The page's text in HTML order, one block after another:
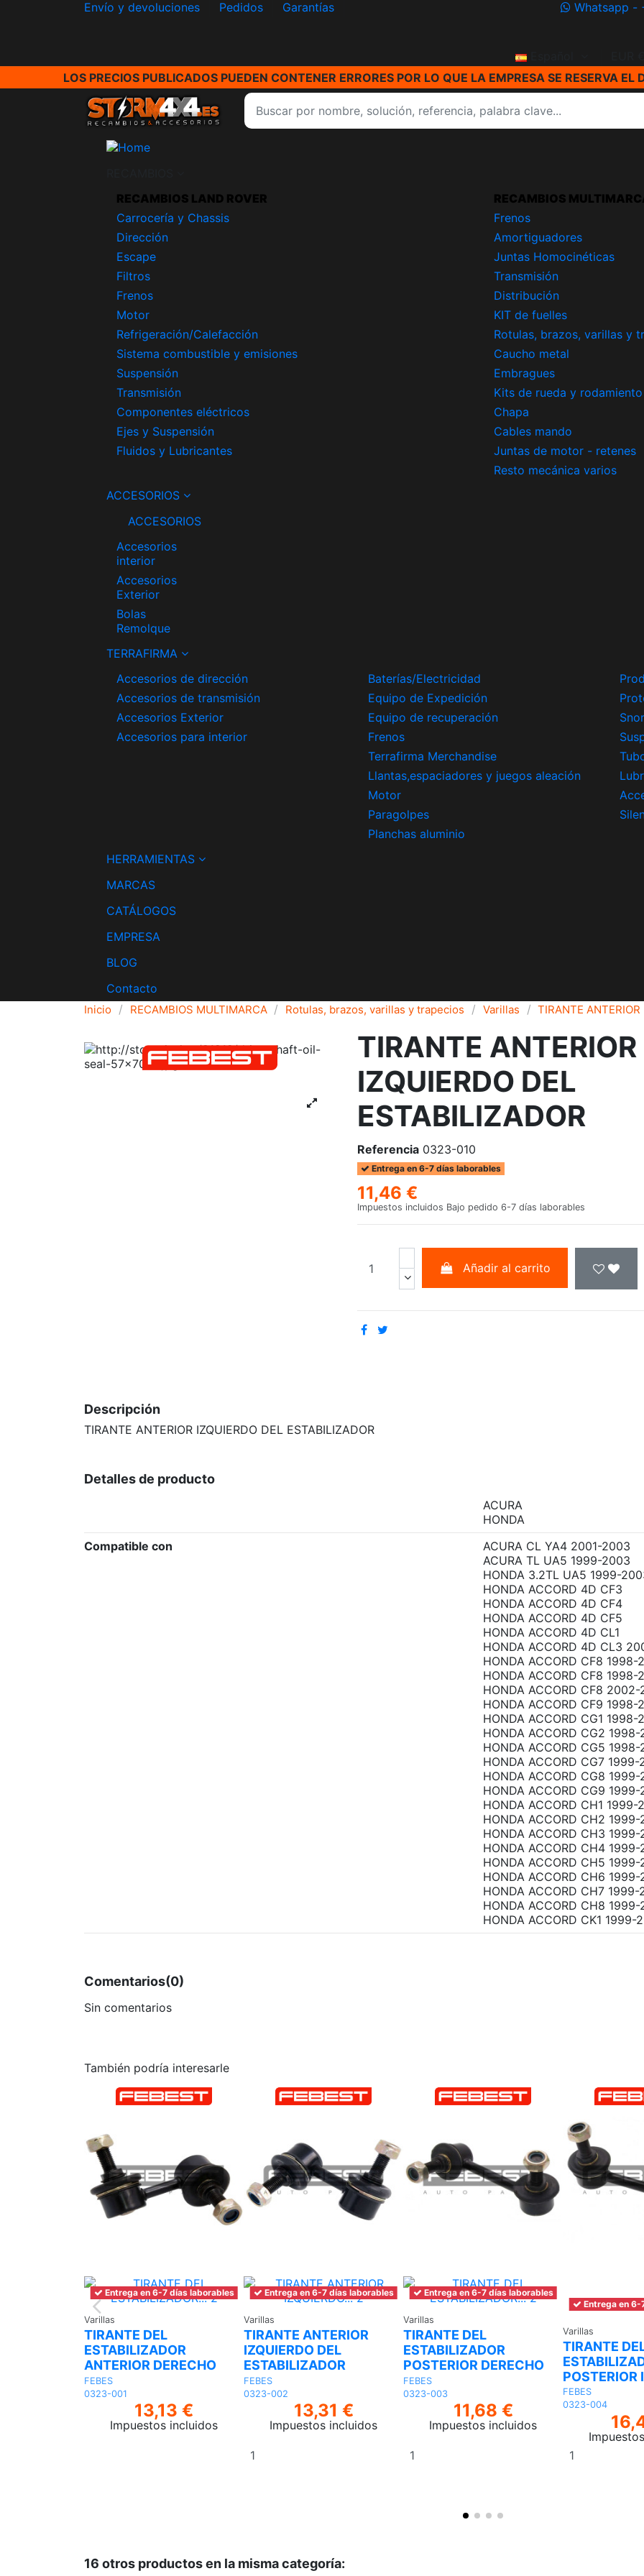
Envío y devoluciones Pedidos Garantías Whatsapp
Español
LOS PRECIOS PUBLICADOS PUEDEN CONTENER ERRORES POR LO QUE LA EMPRESA SE RESERVA
RECAMBIOS LAND ROVER
Carrocería y Chassis
Dirección
Escape
Filtros
Frenos
Motor
Refrigeración/Calefacción
Sistema combustible y emisiones
Suspensión
Transmisión
Componentes eléctricos
Ejes y Suspensión
Fluidos y Lubricantes
RECAMBIOS
Frenos
Amortiguadores
Juntas Homocinéticas
Transmisión
Distribución
KIT de fuelles
Rotulas, brazos, varillas y
Caucho metal
Embragues
Kits de rueda y rodamiento
Chapa
Cables mando
Juntas de motor - retenes
Resto mecánica varios
ACCESORIOS
ACCESORIOS
Accesorios
interior
Accesorios
Exterior
Bolas
Remolque
TERRAFIRMA
Accesorios de dirección
Accesorios de transmisión
Accesorios Exterior
Accesorios para interior
Baterías/Electricidad
Equipo de Expedición
Equipo de recuperación
Frenos
Terrafirma Merchandise
Llantas,espaciadores y juegos aleación
Motor
Paragolpes
Planchas aluminio
HERRAMIENTAS
MARCAS
CATÁLOGOS
EMPRESA
BLOG
Contacto
Inicio RECAMBIOS MULTIMARCA Rotulas, brazos, varillas y trapecios Varillas TIRANTE ANTERIOR
TIRANTE ANTERIOR
IZQUIERDO DEL
ESTABILIZADOR
Referencia 0323-010
Entrega en 6-7 días laborables
11,46 €
Impuestos incluidos Bajo pedido 6-7 días laborables
Añadir al carrito
Descripción
TIRANTE ANTERIOR IZQUIERDO DEL ESTABILIZADOR
Detalles de producto
ACURA
HONDA
Compatible con
ACURA CL YA4 2001-2003
ACURA TL UA5 1999-2003
HONDA 3.2TL UA5 1999-
HONDA ACCORD 4D CF3
HONDA ACCORD 4D CF4
HONDA ACCORD 4D CF5
HONDA ACCORD 4D CL1
HONDA ACCORD 4D CL3
HONDA ACCORD CF8 1998-
HONDA ACCORD CF8 1998-
HONDA ACCORD CF8
HONDA ACCORD CF9 1998-
HONDA ACCORD CG1 1998-
HONDA ACCORD CG2
HONDA ACCORD CG5
HONDA ACCORD CG7
HONDA ACCORD CG8
HONDA ACCORD CG9
HONDA ACCORD CH1 1999-
HONDA ACCORD CH2
HONDA ACCORD CH3
HONDA ACCORD CH4 1999-
HONDA ACCORD CH5
HONDA ACCORD CH6
HONDA ACCORD CH7
HONDA ACCORD CH8
HONDA ACCORD CK1 1999-
Comentarios(0)
Sin comentarios
También podría interesarle
Entrega en 6-7 días laborables
Varillas
TIRANTE DEL
ESTABILIZADOR
ANTERIOR DERECHO
FEBES
0323-001
13,13 €
Impuestos incluidos
Entrega en 6-7 días laborables
Varillas
TIRANTE ANTERIOR
IZQUIERDO DEL
ESTABILIZADOR
FEBES
0323-002
13,31 €
Impuestos incluidos
Entrega en 6-7 días laborables
Varillas
TIRANTE DEL
ESTABILIZADOR
POSTERIOR DERECHO
FEBES
0323-003
11,68 €
Impuestos incluidos
Añadir
TIRANTE
POSTERIOR
FEBES
0323-004
16 otros productos en la misma categoría: